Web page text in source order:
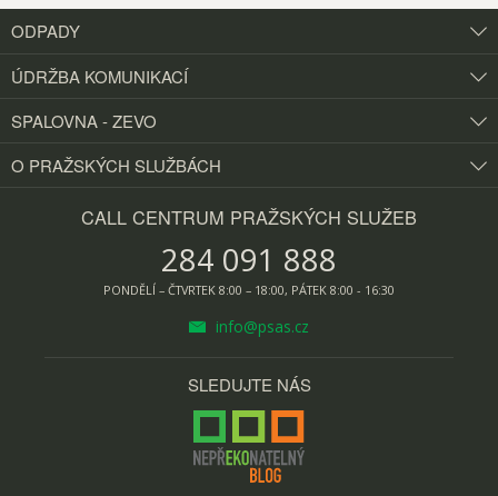
ODPADY
ÚDRŽBA KOMUNIKACÍ
SPALOVNA - ZEVO
O PRAŽSKÝCH SLUŽBÁCH
CALL CENTRUM PRAŽSKÝCH SLUŽEB
284 091 888
PONDĚLÍ – ČTVRTEK 8:00 – 18:00, PÁTEK 8:00 - 16:30
info@psas.cz
SLEDUJTE NÁS